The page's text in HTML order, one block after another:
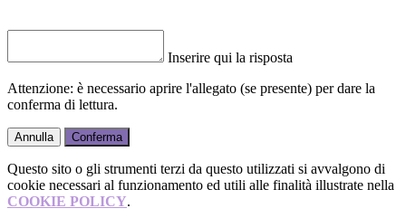
Inserire qui la risposta
Attenzione: è necessario aprire l'allegato (se presente) per dare la
conferma di lettura.
Annulla Conferma
Questo sito o gli strumenti terzi da questo utilizzati si avvalgono di
cookie necessari al funzionamento ed utili alle finalità illustrate nella
COOKIE POLICY.